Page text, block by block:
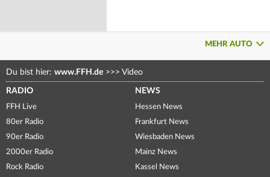
MEHR AUTO
Du bist hier: www.FFH.de >>> Video
RADIO
FFH Live
80er Radio
90er Radio
2000er Radio
Rock Radio
NEWS
Hessen News
Frankfurt News
Wiesbaden News
Mainz News
Kassel News